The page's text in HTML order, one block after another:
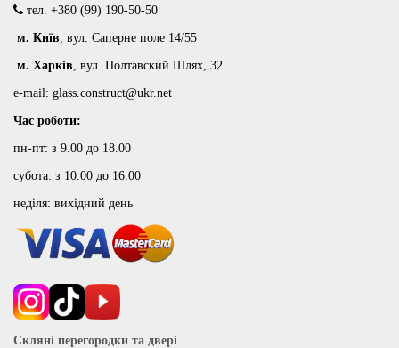
тел. +380 (99) 190-50-50
м. Київ, вул. Саперне поле 14/55
м. Харків, вул. Полтавский Шлях, 32
e-mail: glass.construct@ukr.net
Час роботи:
пн-пт: з 9.00 до 18.00
субота: з 10.00 до 16.00
неділя: вихідний день
Скляні перегородки та двері